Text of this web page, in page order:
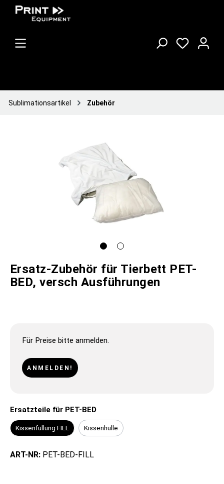
Sublimationsartikel Zubehör
Ersatz-Zubehör für Tierbett PET-
BED, versch Ausführungen
Für Preise bitte anmelden.
ANMELDEN!
Ersatzteile für PET-BED
Kissenfüllung FILL Kissenhülle
ART-NR: PET-BED-FILL